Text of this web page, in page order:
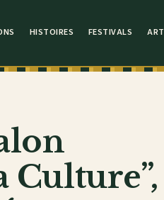
HISTOIRES FESTIVALS
Culture”,